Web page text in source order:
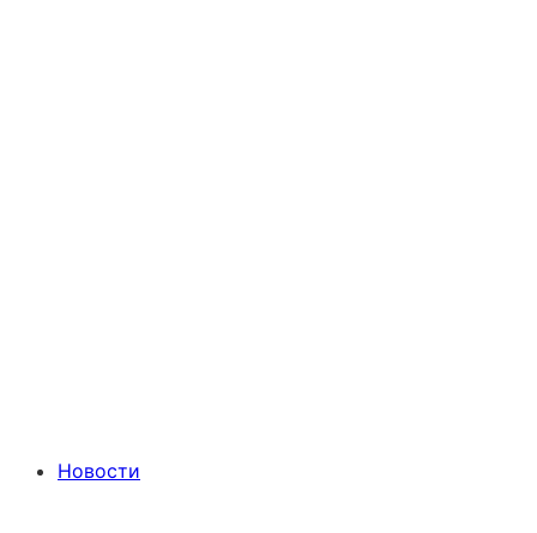
Новости